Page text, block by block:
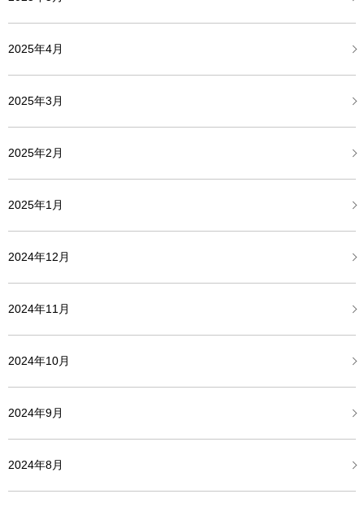
2025年4月
2025年3月
2025年2月
2025年1月
2024年12月
2024年11月
2024年10月
2024年9月
2024年8月